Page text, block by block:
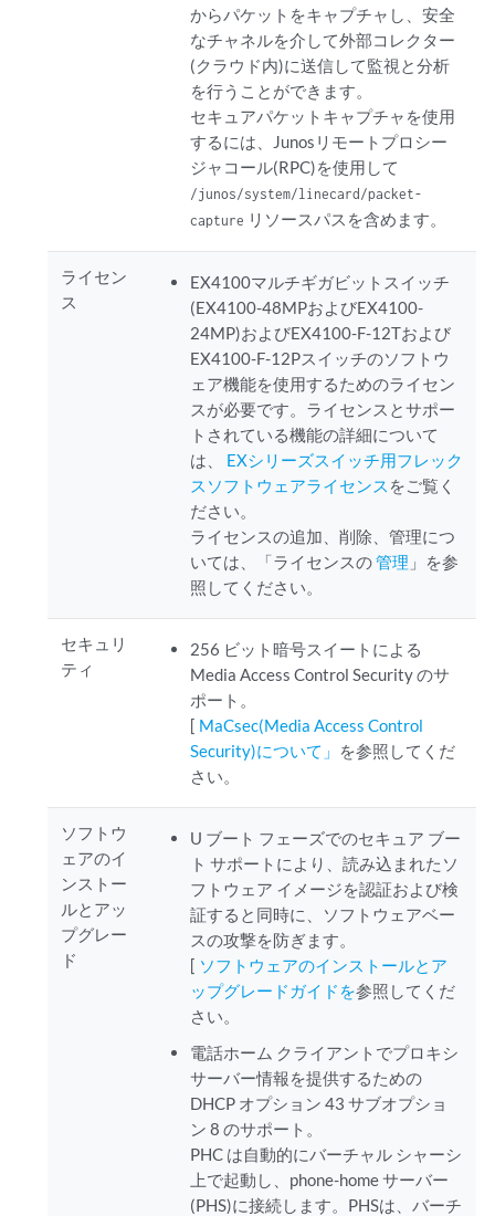
からパケットをキャプチャし、安全
なチャネルを介して外部コレクター
(クラウド内)に送信して監視と分析
を行うことができます。
セキュアパケットキャプチャを使用
するには、Junosリモートプロシー
ジャコール(RPC)を使用して
/junos/system/linecard/packet-
capture リソースパスを含めます。
ライセン
ス
EX4100マルチギガビットスイッチ
(EX4100-48MPおよびEX4100-
24MP)およびEX4100-F-12Tおよび
EX4100-F-12Pスイッチのソフトウ
ェア機能を使用するためのライセン
スが必要です。ライセンスとサポー
トされている機能の詳細について
は、 EXシリーズスイッチ用フレック
スソフトウェアライセンス をご覧く
ださい。
ライセンスの追加、削除、管理につ
いては、「ライセンスの管理 」を参
照してください。
セキュリ
ティ
256 ビット暗号スイートによる
Media Access Control Security のサ
ポート。
[ MaCsec(Media Access Control
Security)について」 を参照してくだ
さい。
ソフトウ
ェアのイ
ンストー
ルとアッ
プグレー
ド
U ブート フェーズでのセキュア ブー
ト サポートにより、読み込まれたソ
フトウェア イメージを認証および検
証すると同時に、ソフトウェアベー
スの攻撃を防ぎます。
[ ソフトウェアのインストールとア
ップグレードガイドを参照してくだ
さい。
電話ホーム クライアントでプロキシ
サーバー情報を提供するための
DHCP オプション 43 サブオプショ
ン 8 のサポート。
PHC は自動的にバーチャル シャーシ
上で起動し、phone-home サーバー
(PHS)に接続します。PHSは、バーチ